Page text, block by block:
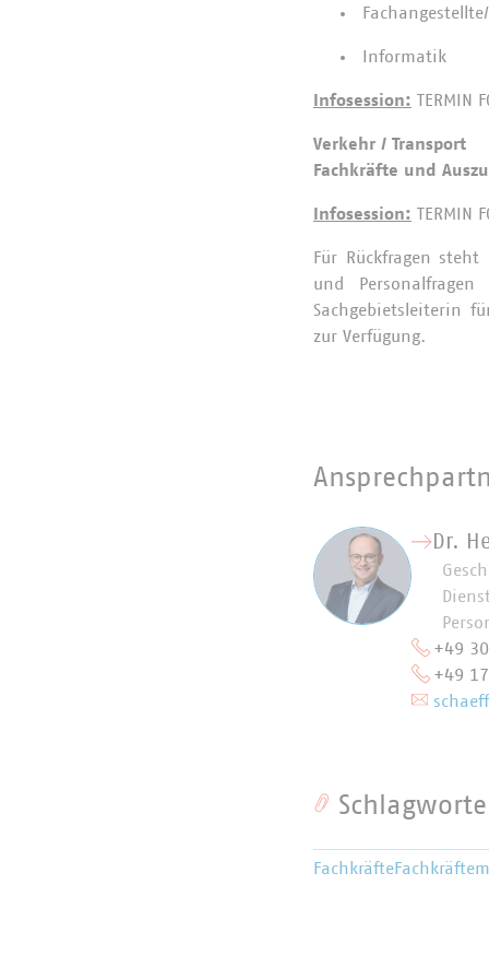
Informatik
Infosession: TERMIN
Verkehr / Transport
Fachkräfte und
Infosession: TERMIN
Für Rückfragen
und
Sachgebietsleiterin
zur Verfügung.
Dr.
+49
+49
Schlagworte
Fachkräfte